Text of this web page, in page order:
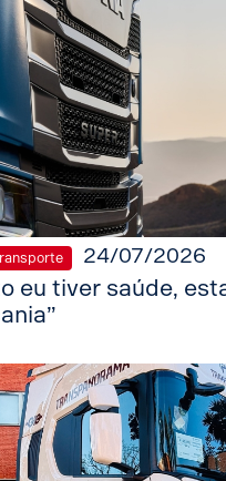
24/07/2026
eu tiver saúde,